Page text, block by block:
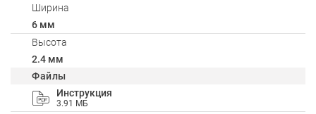
Ширина
6 мм
Высота
2.4 мм
Файлы
Инструкция
3.91 МБ